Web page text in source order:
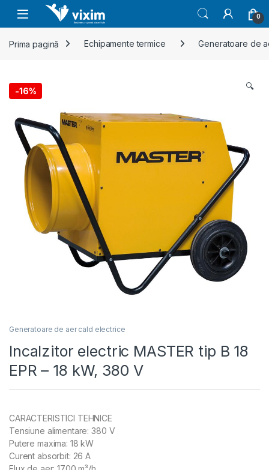
Skip to navigation
Skip to content
0
Prima pagină Echipamente termice Generatoare de
-16% 🔍
Generatoare de aer cald electrice
Incalzitor electric MASTER tip B 18
EPR – 18 kW, 380 V
CARACTERISTICI TEHNICE
Tensiune alimentare: 380 V
Putere maxima: 18 kW
Curent absorbit: 26 A